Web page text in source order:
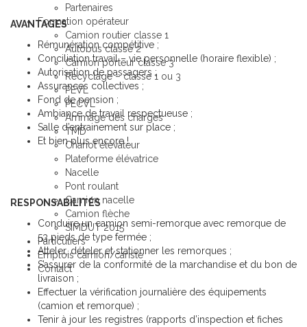
Partenaires
Formation opérateur
Camion routier classe 1
Autobus classe 2
Camion porteur classe 3
Recyclage – classe 1 ou 3
PEVL
PECVL
Arrimage des charges
TMD
Chariot élévateur
Plateforme élévatrice
Nacelle
Pont roulant
Camion nacelle
Camion flèche
SIMDUT 2015
Particuliers
Emplois camion/cariste
Contact
AVANTAGES
Rémunération compétitive ;
Conciliation travail – vie personnelle (horaire flexible) ;
Autorisation de passagers ;
Assurances collectives ;
Fond de pension ;
Ambiance de travail respectueuse ;
Salle d’entrainement sur place ;
Et bien plus encore !
RESPONSABILITÉS
Conduire un camion semi-remorque avec remorque de
53 pieds de type fermée ;
Atteler, dételer et stationner les remorques ;
S’assurer de la conformité de la marchandise et du bon de
livraison ;
Effectuer la vérification journalière des équipements
(camion et remorque) ;
Tenir à jour les registres (rapports d’inspection et fiches